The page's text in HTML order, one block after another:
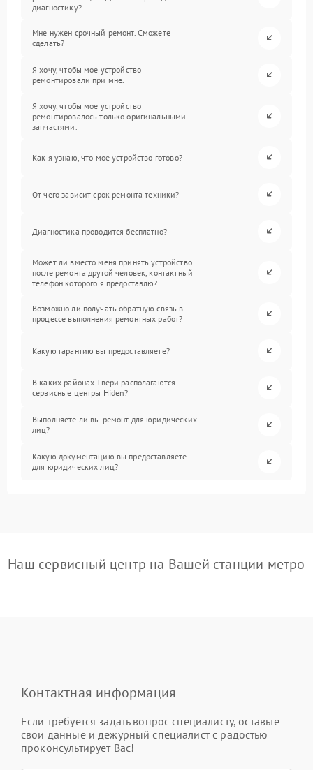
диагностику?
Мне нужен срочный ремонт. Сможете
сделать?
Я хочу, чтобы мое устройство
ремонтировали при мне.
Я хочу, чтобы мое устройство
ремонтировалось только оригинальными
запчастями.
Как я узнаю, что мое устройство готово?
От чего зависит срок ремонта техники?
Диагностика проводится бесплатно?
Может ли вместо меня принять устройство
после ремонта другой человек, контактный
телефон которого я предоставлю?
Возможно ли получать обратную связь в
процессе выполнения ремонтных работ?
Какую гарантию вы предоставляете?
В каких районах Твери располагаются
сервисные центры Hiden?
Выполняете ли вы ремонт для юридических
лиц?
Какую документацию вы предоставляете
для юридических лиц?
Наш сервисный центр на Вашей станции метро
Контактная информация
Если требуется задать вопрос специалисту, оставьте
свои данные и дежурный специалист с радостью
проконсультирует Вас!